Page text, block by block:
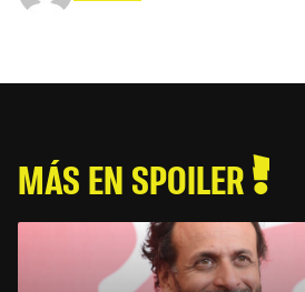
MÁS EN SPOILER